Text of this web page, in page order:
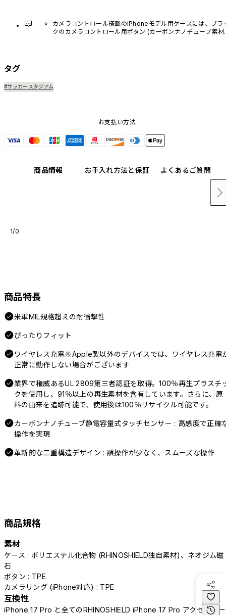
カメラコントロール搭載のiPhoneモデル用ケースには、ブラ
クのカメラコントロール用ボタン (カーボンナノチューブ素材)
タグ
#サッカースタジアム
お支払い方法
商品情報 お手入れ方法と保証 よくあるご質問
1/0
商品特長
米軍MIL規格超えの耐衝撃性
ぴったりフィット
ワイヤレス充電※Apple製以外のデバイスでは、ワイヤレス充電
正常に動作しない場合がございます
業界で権威あるUL 2809第三者認証を取得。100％再生プラスチ
クを使用し、91％以上の再生素材を含有しています。さらに、原
料の由来を追跡可能で、使用後は100％リサイクル可能です。
カーボンナノチューブ静電容量式タッチセンサー : 高感度で正確
操作を実現
革新的な二重構造デザイン : 誤操作が少なく、スムーズな操作
商品規格
素材
ケース : ポリエステル化合物 (RHINOSHIELD独自素材)、ネオジム磁
石
ボタン : TPE
カメラリング (iPhone対応) : TPE
互換性
iPhone 17 Pro と全てのRHINOSHIELD iPhone 17 Pro アクセサリー